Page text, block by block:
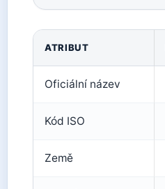
ATRIBUT
Oficiální název
Kód ISO
Země